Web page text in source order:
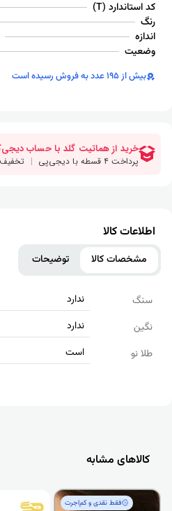
کد استاندارد (T)
رنگ
اندازه
وضعیت
بیش از 195 عدد به فروش رسیده است
اطلاعات کالا
مشخصات کالا توضیحات
سنگ
ندارد
نگین
ندارد
طلا نو
است
کالاهای مشابه
فقط‌ نقدی و کم‌اجرت